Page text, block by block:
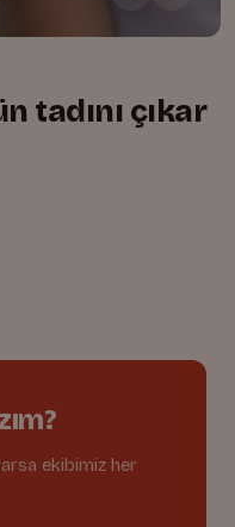
tadını çıkar
+
ekibimiz her